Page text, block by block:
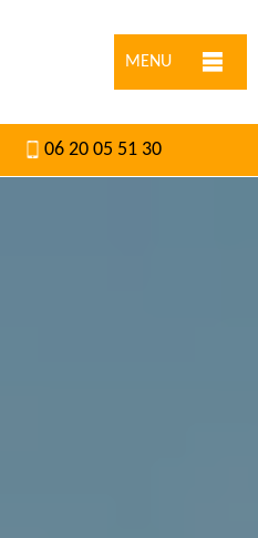
MENU
06 20 05 51 30